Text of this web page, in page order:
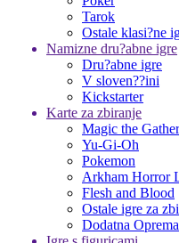
Tarok
Ostale klasi?ne
Namizne dru?abne igre
Dru?abne igre
V sloven??ini
Kickstarter
Karte za zbiranje
Magic the
Yu-Gi-Oh
Pokemon
Arkham Horror
Flesh and Blood
Ostale igre za
Dodatna Oprema